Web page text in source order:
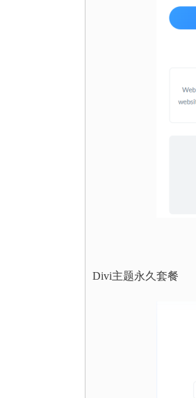
Divi主题永久套餐